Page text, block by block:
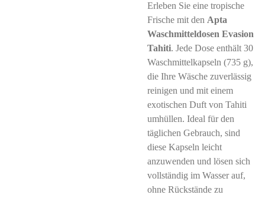
Erleben Sie eine tropische
Frische mit den Apta
Waschmitteldosen Evasion
Tahiti. Jede Dose enthält 30
Waschmittelkapseln (735 g),
die Ihre Wäsche zuverlässig
reinigen und mit einem
exotischen Duft von Tahiti
umhüllen. Ideal für den
täglichen Gebrauch, sind
diese Kapseln leicht
anzuwenden und lösen sich
vollständig im Wasser auf,
ohne Rückstände zu